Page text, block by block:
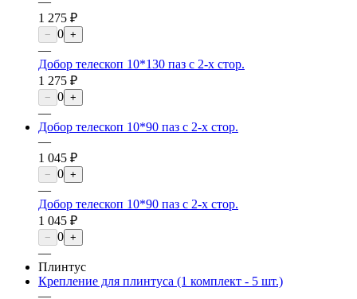
1 275 ₽
− 0 +
—
Добор телескоп 10*130 паз с 2-х стор.
1 275 ₽
− 0 +
—
Добор телескоп 10*90 паз с 2-х стор.
—
1 045 ₽
− 0 +
—
Добор телескоп 10*90 паз с 2-х стор.
1 045 ₽
− 0 +
—
Плинтус
Крепление для плинтуса (1 комплект - 5 шт.)
—